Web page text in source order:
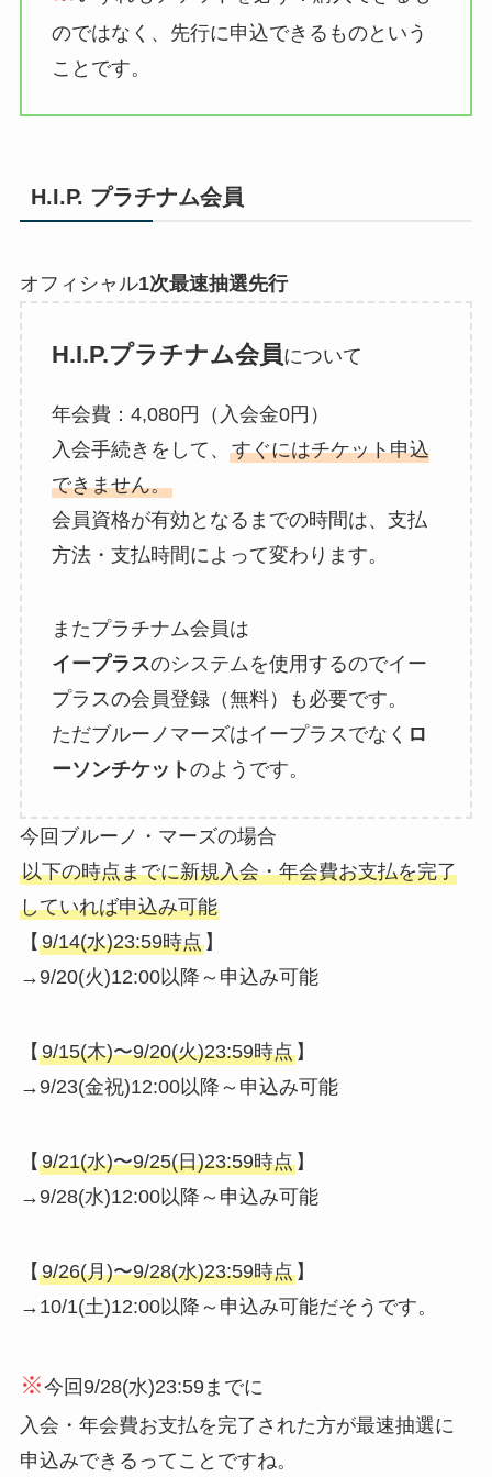
のではなく、先行に申込できるものという
ことです。
H.I.P. プラチナム会員
オフィシャル1次最速抽選先⾏
H.I.P.プラチナム会員について
年会費：4,080円（入会金0円）
入会手続きをして、 すぐにはチケット申込
できません。
会員資格が有効となるまでの時間は、支払
方法・支払時間によって変わります。
またプラチナム会員は
イープラスのシステムを使用するのでイー
プラスの会員登録（無料）も必要です。
ただブルーノマーズはイープラスでなく ロ
ーソンチケットのようです。
今回ブルーノ・マーズの場合
以下の時点までに新規入会・年会費お支払を完了
していれば申込み可能
【 9/14(水)23:59時点】
→9/20(火)12:00以降～申込み可能
【 9/15(木)〜9/20(火)23:59時点】
→9/23(金祝)12:00以降～申込み可能
【 9/21(水)〜9/25(日)23:59時点】
→9/28(水)12:00以降～申込み可能
【 9/26(月)〜9/28(水)23:59時点】
→10/1(土)12:00以降～申込み可能だそうです。
※今回9/28(水)23:59までに
入会・年会費お支払を完了された方が最速抽選に
申込みできるってことですね。